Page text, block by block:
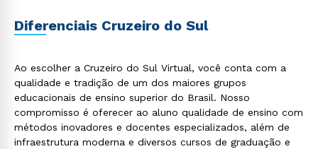
Diferenciais Cruzeiro do Sul
Ao escolher a Cruzeiro do Sul Virtual, você conta com a
qualidade e tradição de um dos maiores grupos
educacionais de ensino superior do Brasil. Nosso
compromisso é oferecer ao aluno qualidade de ensino com
métodos inovadores e docentes especializados, além de
infraestrutura moderna e diversos cursos de graduação e
Rápido e fácil
WhatsApp
ou